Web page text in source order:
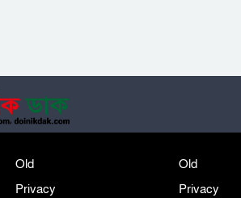
Old
Privacy
Old
Privacy